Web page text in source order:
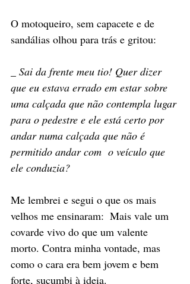
O motoqueiro, sem capacete e de
sandálias olhou para trás e gritou:
_ Sai da frente meu tio! Quer dizer
que eu estava errado em estar sobre
uma calçada que não contempla lugar
para o pedestre e ele está certo por
andar numa calçada que não é
permitido andar com  o veículo que
ele conduzia?
Me lembrei e segui o que os mais
velhos me ensinaram: Mais vale um
covarde vivo do que um valente
morto. Contra minha vontade, mas
como o cara era bem jovem e bem
forte, sucumbi à ideia.